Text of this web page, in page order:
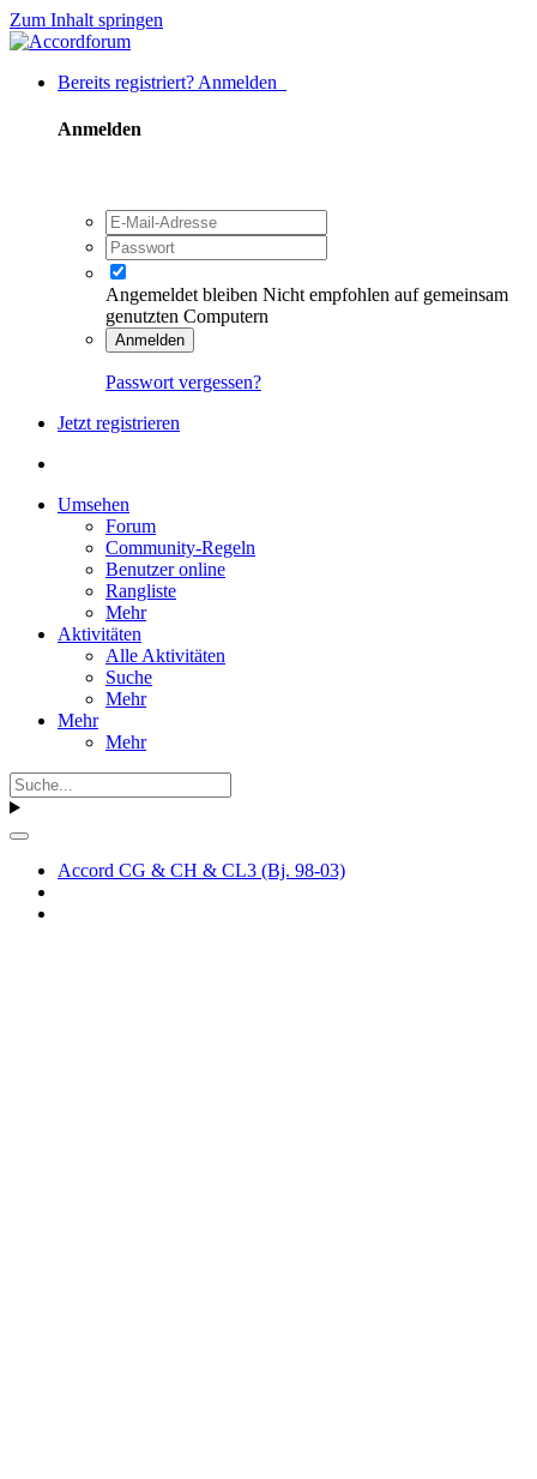
Zum Inhalt springen
Bereits registriert? Anmelden
Anmelden
Angemeldet bleiben Nicht empfohlen auf gemeinsam
genutzten Computern
Anmelden
Passwort vergessen?
Jetzt registrieren
Umsehen
Forum
Community-Regeln
Benutzer online
Rangliste
Mehr
Aktivitäten
Alle Aktivitäten
Suche
Mehr
Mehr
Mehr
Accord CG & CH & CL3 (Bj. 98-03)